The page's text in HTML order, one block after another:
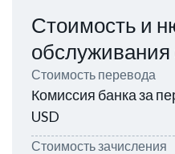
Стоимость и
обслуживания
Стоимость перевода
Комиссия банка за
USD
Стоимость зачисления